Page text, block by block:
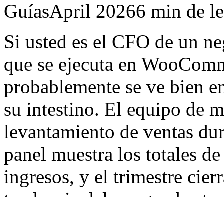
GuíasApril 20266 min de
Si usted es el CFO de un
que se ejecuta en
probablemente se ve bien
su intestino. El equipo de
levantamiento de ventas
panel muestra los totales
ingresos, y el trimestre